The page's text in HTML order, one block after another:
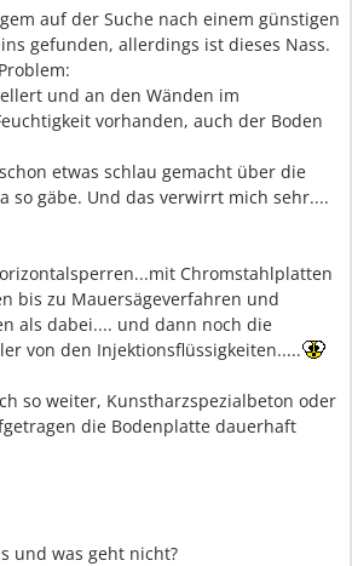
auf der Suche nach einem günstigen
gefunden, allerdings ist dieses Nass.
und an den Wänden im
vorhanden, auch der Boden
etwas schlau gemacht über die
so gäbe. Und das verwirrt mich sehr....
Chromstahlplatten
bis zu Mauersägeverfahren und
als dabei.... und dann noch die
von den Injektionsflüssigkeiten.....
so weiter, Kunstharzspezialbeton oder
die Bodenplatte dauerhaft
und was geht nicht?